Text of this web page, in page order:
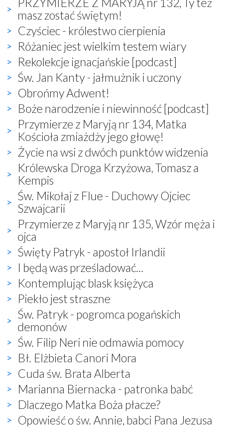
masz zostać świętym!
Czyściec - królestwo cierpienia
Różaniec jest wielkim testem wiary
Rekolekcje ignacjańskie [podcast]
Św. Jan Kanty - jałmużnik i uczony
Obrońmy Adwent!
Boże narodzenie i niewinność [podcast]
Przymierze z Maryją nr 134, Matka
Kościoła zmiażdży jego głowę!
Życie na wsi z dwóch punktów widzenia
Królewska Droga Krzyżowa, Tomasz a
Kempis
Św. Mikołaj z Flue - Duchowy Ojciec
Szwajcarii
Przymierze z Maryją nr 135, Wzór męża i
ojca
Święty Patryk - apostoł Irlandii
I będą was prześladować...
Kontemplując blask księżyca
Piekło jest straszne
Św. Patryk - pogromca pogańskich
demonów
Św. Filip Neri nie odmawia pomocy
Bł. Elżbieta Canori Mora
Cuda św. Brata Alberta
Marianna Biernacka - patronka babć
Dlaczego Matka Boża płacze?
Opowieść o św. Annie, babci Pana Jezusa